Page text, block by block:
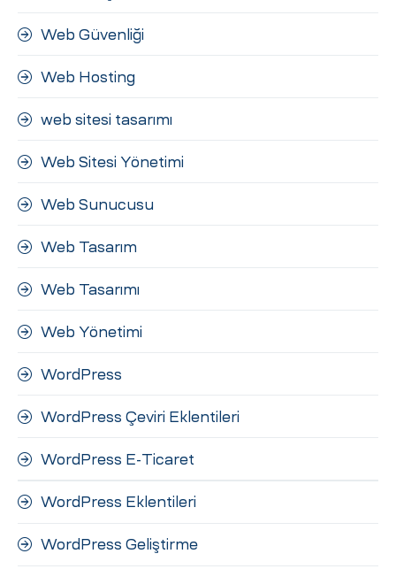
Web Güvenliği
Web Hosting
web sitesi tasarımı
Web Sitesi Yönetimi
Web Sunucusu
Web Tasarım
Web Tasarımı
Web Yönetimi
WordPress
WordPress Çeviri Eklentileri
WordPress E-Ticaret
WordPress Eklentileri
WordPress Geliştirme